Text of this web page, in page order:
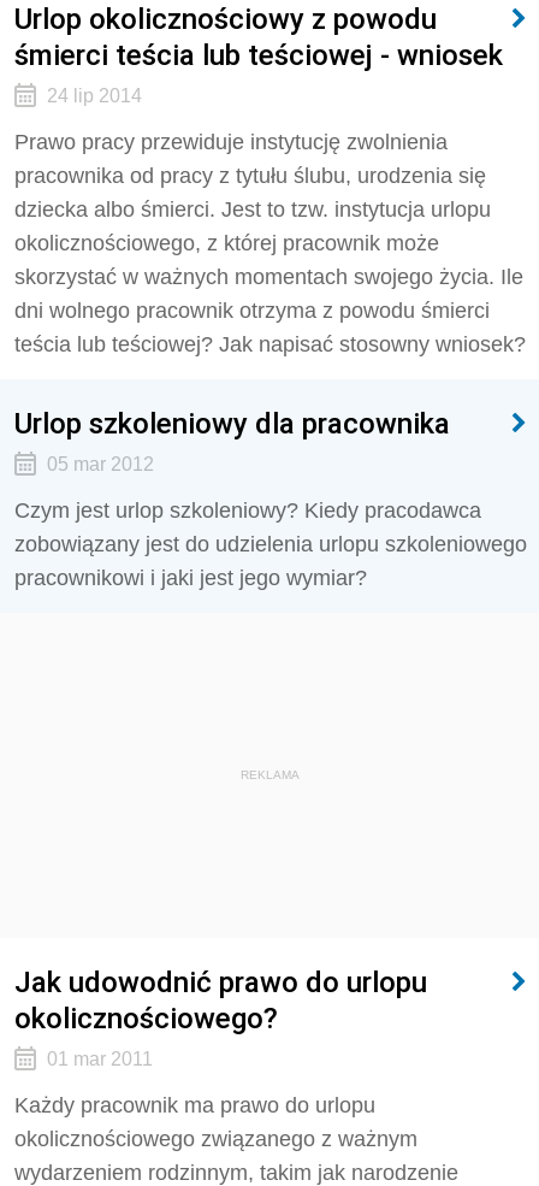
Urlop okolicznościowy z powodu
śmierci teścia lub teściowej - wniosek
24 lip 2014
Prawo pracy przewiduje instytucję zwolnienia
pracownika od pracy z tytułu ślubu, urodzenia się
dziecka albo śmierci. Jest to tzw. instytucja urlopu
okolicznościowego, z której pracownik może
skorzystać w ważnych momentach swojego życia. Ile
dni wolnego pracownik otrzyma z powodu śmierci
teścia lub teściowej? Jak napisać stosowny wniosek?
Urlop szkoleniowy dla pracownika
05 mar 2012
Czym jest urlop szkoleniowy? Kiedy pracodawca
zobowiązany jest do udzielenia urlopu szkoleniowego
pracownikowi i jaki jest jego wymiar?
REKLAMA
Jak udowodnić prawo do urlopu
okolicznościowego?
01 mar 2011
Każdy pracownik ma prawo do urlopu
okolicznościowego związanego z ważnym
wydarzeniem rodzinnym, takim jak narodzenie